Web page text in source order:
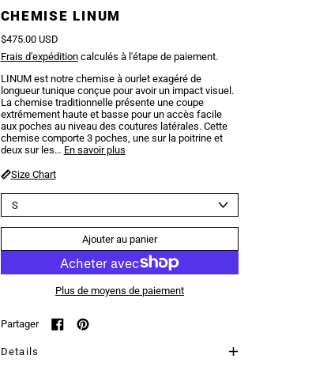
CHEMISE LINUM
Prix régulier
$475.00 USD
Frais d'expéditioncalculés à l'étape de paiement.
LINUM est notre chemise à ourlet exagéré de
longueur tunique conçue pour avoir un impact visuel.
La chemise traditionnelle présente une coupe
extrêmement haute et basse pour un accès facile
aux poches au niveau des coutures latérales. Cette
chemise comporte 3 poches, une sur la poitrine et
deux sur les… En savoir plus
Size Chart
Ajouter au panier
Plus de moyens de paiement
Partager
Details